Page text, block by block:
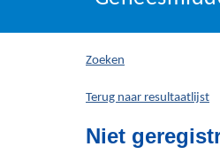
hier:
Zoeken
Terug naar resultaatlijst
Niet